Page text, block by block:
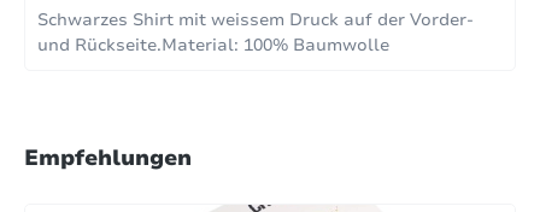
Schwarzes Shirt mit weissem Druck auf der Vorder-
und Rückseite.Material: 100% Baumwolle
Empfehlungen